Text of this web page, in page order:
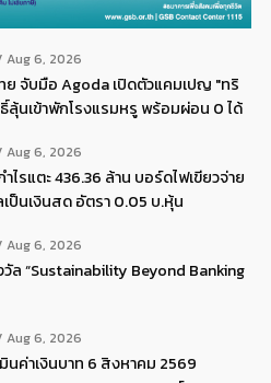
Aug 6, 2026
ย จับมือ Agoda เปิดตัวแคมเปญ "ทริ
นเข้าพักโรงแรมหรู พร้อมผ่อน 0 ได้
Aug 6, 2026
ไรแตะ 436.36 ล้าน บอร์ดไฟเขียวจ่าย
ป็นเงินสด อัตรา 0.05 บ.หุ้น
Aug 6, 2026
ล “Sustainability Beyond Banking
Aug 6, 2026
นค่าเงินบาท 6 สิงหาคม 2569